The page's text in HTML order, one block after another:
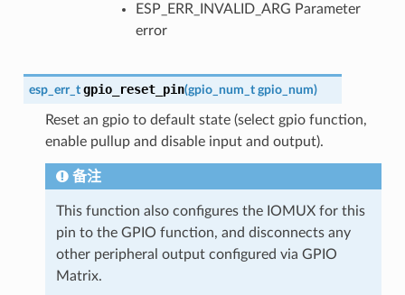
ESP_ERR_INVALID_ARG Parameter
error
esp_err_t gpio_reset_pin(gpio_num_t gpio_num)
Reset an gpio to default state (select gpio function,
enable pullup and disable input and output).
备注
This function also configures the IOMUX for this
pin to the GPIO function, and disconnects any
other peripheral output configured via GPIO
Matrix.